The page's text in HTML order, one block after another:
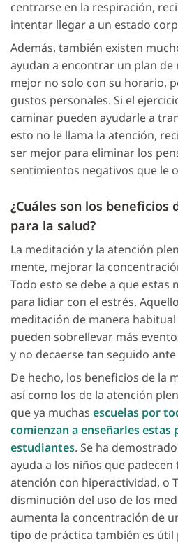
centrarse en la respiración,
intentar llegar a un estado
Además, también existen
ayudan a encontrar un plan
mejor no solo con su horario,
gustos personales. Si el
caminar pueden ayudarle a
esto no le llama la atención,
ser mejor para eliminar los
sentimientos negativos que le
¿Cuáles son los beneficios
para la salud?
La meditación y la atención
mente, mejorar la
Todo esto se debe a que estas
para lidiar con el estrés.
meditación de manera
pueden sobrellevar más
y no decaerse tan seguido ante
De hecho, los beneficios de la
así como los de la atención
que ya muchas escuelas por
comienzan a enseñarles estas
estudiantes. Se ha
ayuda a los niños que
atención con hiperactividad, o
disminución del uso de los
aumenta la concentración de
tipo de práctica también es